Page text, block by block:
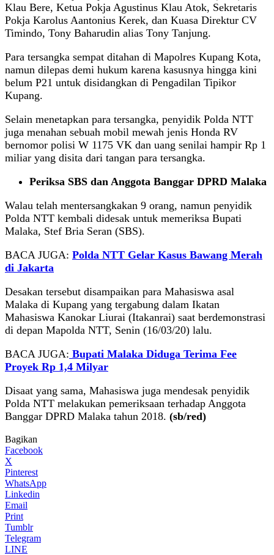
Klau Bere, Ketua Pokja Agustinus Klau Atok, Sekretaris
Pokja Karolus Aantonius Kerek, dan Kuasa Direktur CV
Timindo, Tony Baharudin alias Tony Tanjung.
Para tersangka sempat ditahan di Mapolres Kupang Kota,
namun dilepas demi hukum karena kasusnya hingga kini
belum P21 untuk disidangkan di Pengadilan Tipikor
Kupang.
Selain menetapkan para tersangka, penyidik Polda NTT
juga menahan sebuah mobil mewah jenis Honda RV
bernomor polisi W 1175 VK dan uang senilai hampir Rp 1
miliar yang disita dari tangan para tersangka.
Periksa SBS dan Anggota Banggar DPRD Malaka
Walau telah mentersangkakan 9 orang, namun penyidik
Polda NTT kembali didesak untuk memeriksa Bupati
Malaka, Stef Bria Seran (SBS).
BACA JUGA: Polda NTT Gelar Kasus Bawang Merah
di Jakarta
Desakan tersebut disampaikan para Mahasiswa asal
Malaka di Kupang yang tergabung dalam Ikatan
Mahasiswa Kanokar Liurai (Itakanrai) saat berdemonstrasi
di depan Mapolda NTT, Senin (16/03/20) lalu.
BACA JUGA: Bupati Malaka Diduga Terima Fee
Proyek Rp 1,4 Milyar
Disaat yang sama, Mahasiswa juga mendesak penyidik
Polda NTT melakukan pemeriksaan terhadap Anggota
Banggar DPRD Malaka tahun 2018. (sb/red)
Bagikan
Facebook
X
Pinterest
WhatsApp
Linkedin
Email
Print
Tumblr
Telegram
LINE